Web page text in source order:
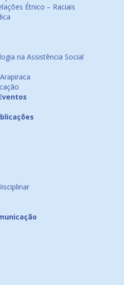
Étnico – Raciais
na Assistência Social